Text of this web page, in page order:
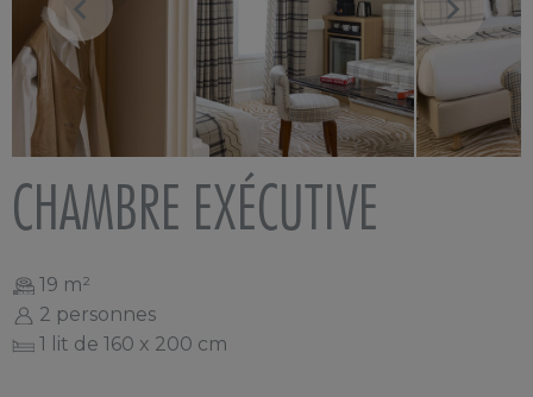
CHAMBRE EXÉCUTIVE
19 m²
2 personnes
1 lit de 160 x 200 cm